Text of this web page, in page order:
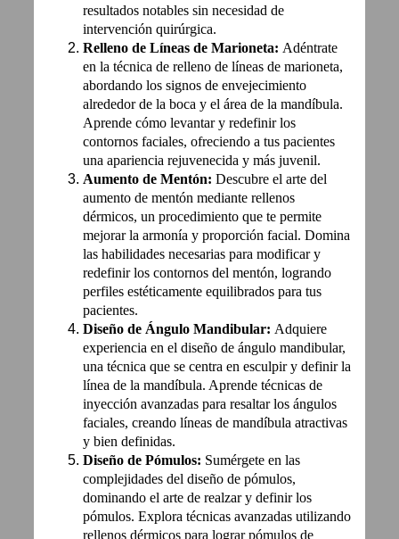
resultados notables sin necesidad de
intervención quirúrgica.
Relleno de Líneas de Marioneta: Adéntrate
en la técnica de relleno de líneas de marioneta,
abordando los signos de envejecimiento
alrededor de la boca y el área de la mandíbula.
Aprende cómo levantar y redefinir los
contornos faciales, ofreciendo a tus pacientes
una apariencia rejuvenecida y más juvenil.
Aumento de Mentón: Descubre el arte del
aumento de mentón mediante rellenos
dérmicos, un procedimiento que te permite
mejorar la armonía y proporción facial. Domina
las habilidades necesarias para modificar y
redefinir los contornos del mentón, logrando
perfiles estéticamente equilibrados para tus
pacientes.
Diseño de Ángulo Mandibular: Adquiere
experiencia en el diseño de ángulo mandibular,
una técnica que se centra en esculpir y definir la
línea de la mandíbula. Aprende técnicas de
inyección avanzadas para resaltar los ángulos
faciales, creando líneas de mandíbula atractivas
y bien definidas.
Diseño de Pómulos: Sumérgete en las
complejidades del diseño de pómulos,
dominando el arte de realzar y definir los
pómulos. Explora técnicas avanzadas utilizando
rellenos dérmicos para lograr pómulos de